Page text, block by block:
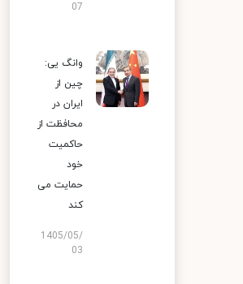
07
وانگ یی:
چین از
ایران در
محافظت از
حاکمیت
خود
حمایت می
کند
1405/05/
03